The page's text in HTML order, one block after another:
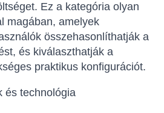
Ez a kategória olyan
magában, amelyek
összehasonlíthatják a
és kiválaszthatják a
praktikus konfigurációt.
és technológia